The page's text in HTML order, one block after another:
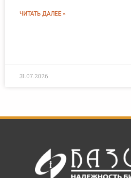
ЧИТАТЬ ДАЛЕЕ »
31.07.2026